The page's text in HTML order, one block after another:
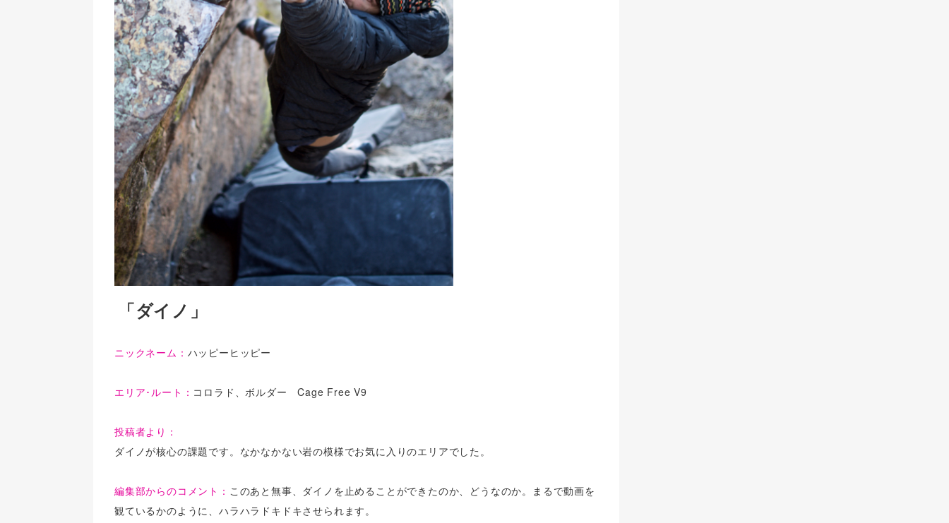
「ダイノ」
ニックネーム： ハッピーヒッピー
エリア･ルート： コロラド、ボルダー Cage Free V9
投稿者より：
ダイノが核心の課題です。なかなかない岩の模様でお気に入りのエリアでした。
編集部からのコメント： このあと無事、ダイノを止めることができたのか、どうなのか。まるで動画を
観ているかのように、ハラハラドキドキさせられます。